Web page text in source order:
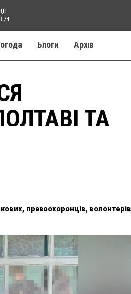
Блоги Aрхів
ТА
правоохоронців, волонтерів